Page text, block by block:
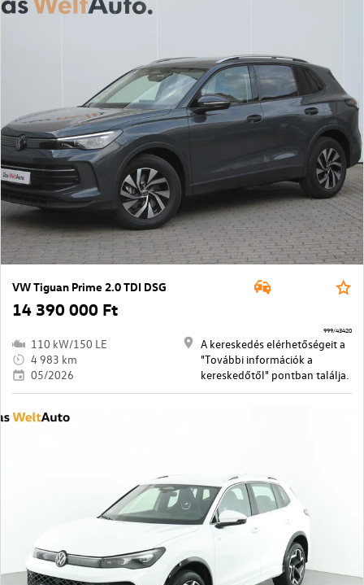
VW Tiguan Prime 2.0 TDI DSG
14 390 000 Ft
110 kW/150 LE
4 983 km
05/2026
A kereskedés elérhetőségeit a
"További információk a
kereskedőtől" pontban találja.
999/43420